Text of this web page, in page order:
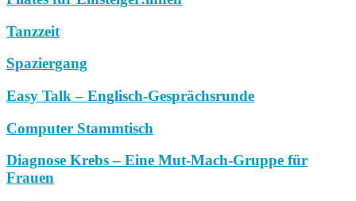
Tanzzeit
Spaziergang
Easy Talk – Englisch-Gesprächsrunde
Computer Stammtisch
Diagnose Krebs – Eine Mut-Mach-Gruppe für
Frauen